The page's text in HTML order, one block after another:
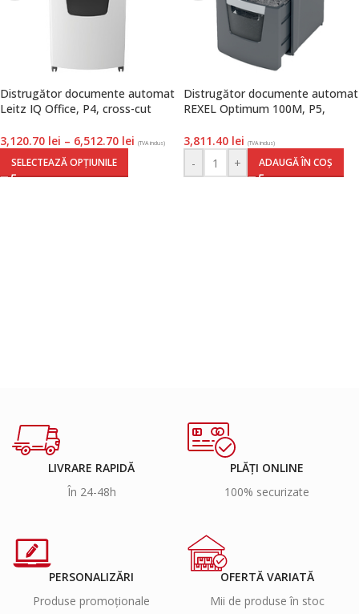
Distrugător documente automat
Leitz IQ Office, P4, cross-cut
gri
3,120.70 lei – 6,512.70 lei (TVA inclus)
SELECTEAZĂ OPȚIUNILE
Distrugător documente automat
REXEL Optimum 100M, P5,
negru-gri
3,811.40 lei (TVA inclus)
- + ADAUGĂ ÎN COȘ
LIVRARE RAPIDĂ
În 24-48h
PLĂȚI ONLINE
100% securizate
PERSONALIZĂRI
Produse promoționale
OFERTĂ VARIATĂ
Mii de produse în stoc